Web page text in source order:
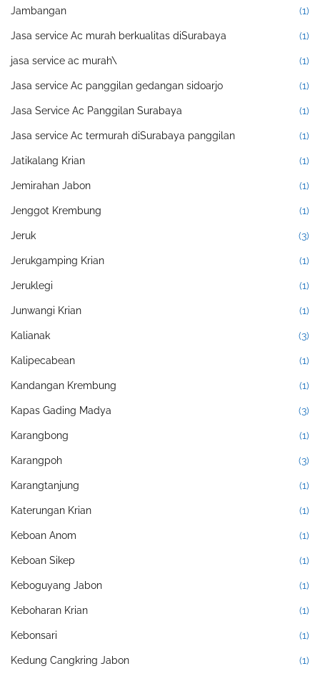
Jambangan (1)
Jasa service Ac murah berkualitas diSurabaya (1)
jasa service ac murah\ (1)
Jasa service Ac panggilan gedangan sidoarjo (1)
Jasa Service Ac Panggilan Surabaya (1)
Jasa service Ac termurah diSurabaya panggilan (1)
Jatikalang Krian (1)
Jemirahan Jabon (1)
Jenggot Krembung (1)
Jeruk (3)
Jerukgamping Krian (1)
Jeruklegi (1)
Junwangi Krian (1)
Kalianak (3)
Kalipecabean (1)
Kandangan Krembung (1)
Kapas Gading Madya (3)
Karangbong (1)
Karangpoh (3)
Karangtanjung (1)
Katerungan Krian (1)
Keboan Anom (1)
Keboan Sikep (1)
Keboguyang Jabon (1)
Keboharan Krian (1)
Kebonsari (1)
Kedung Cangkring Jabon (1)